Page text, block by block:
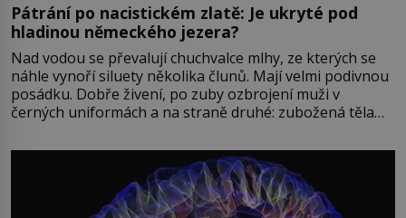
Pátrání po nacistickém zlatě: Je ukryté pod
hladinou německého jezera?
Nad vodou se převalují chuchvalce mlhy, ze kterých se
náhle vynoří siluety několika člunů. Mají velmi podivnou
posádku. Dobře živení, po zuby ozbrojení muži v
černých uniformách a na straně druhé: zubožená těla
přízračná scéna znamená? Je jaro roku 1945, druhá
světová válka se chýlí ke konci. Jezero Stolpsee